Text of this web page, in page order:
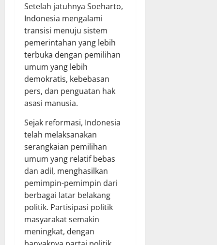
Setelah jatuhnya Soeharto,
Indonesia mengalami
transisi menuju sistem
pemerintahan yang lebih
terbuka dengan pemilihan
umum yang lebih
demokratis, kebebasan
pers, dan penguatan hak
asasi manusia.
Sejak reformasi, Indonesia
telah melaksanakan
serangkaian pemilihan
umum yang relatif bebas
dan adil, menghasilkan
pemimpin-pemimpin dari
berbagai latar belakang
politik. Partisipasi politik
masyarakat semakin
meningkat, dengan